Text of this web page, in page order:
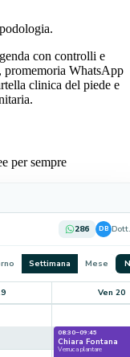
con controlli e
promemoria WhatsApp
clinica del piede e
per sempre
286 DB
Settimana Mese
Ven 20
08:30–09:45
Chiara Fontana
Verruca plantare